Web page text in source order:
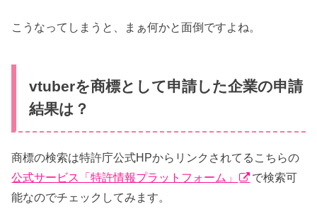
こうなってしまうと、まぁ何かと面倒ですよね。
vtuberを商標として申請した企業の申請
結果は？
商標の検索は特許庁公式HPからリンクされてるこちらの
公式サービス「特許情報プラットフォーム」
で検索可
能なのでチェックしてみます。